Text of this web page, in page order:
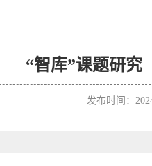
“智库”课题研究
发布时间：